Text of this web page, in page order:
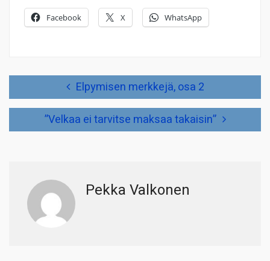
Facebook X WhatsApp
Elpymisen merkkejä, osa 2
”Velkaa ei tarvitse maksaa takaisin”
Pekka Valkonen